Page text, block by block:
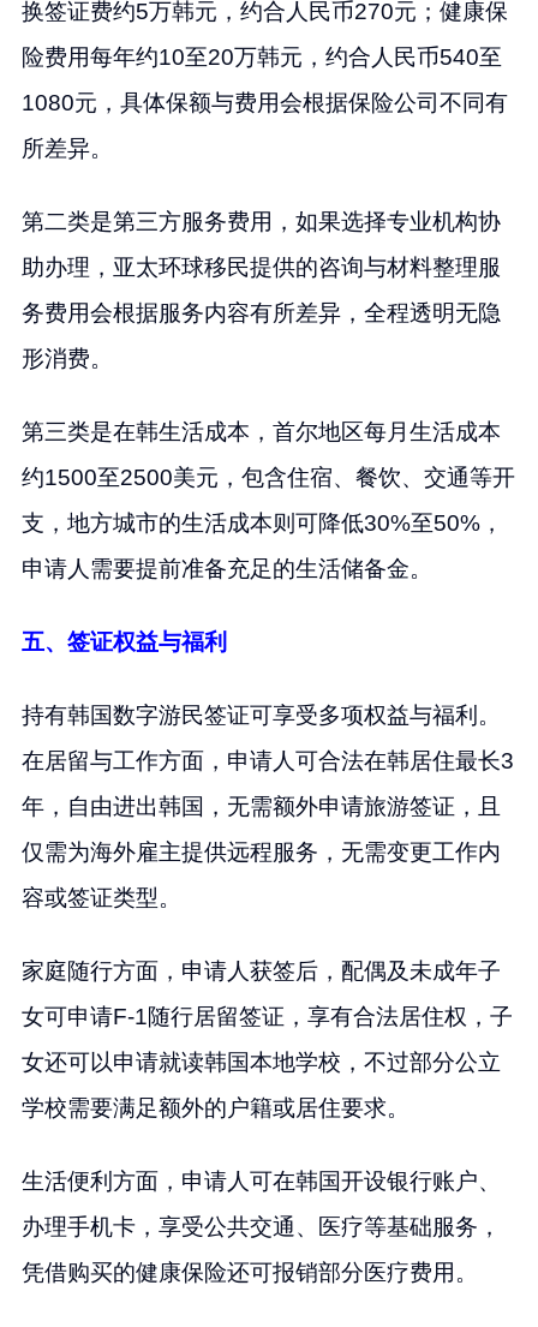
换签证费约5万韩元，约合人民币270元；健康保
险费用每年约10至20万韩元，约合人民币540至
1080元，具体保额与费用会根据保险公司不同有
所差异。
第二类是第三方服务费用，如果选择专业机构协
助办理，亚太环球移民提供的咨询与材料整理服
务费用会根据服务内容有所差异，全程透明无隐
形消费。
第三类是在韩生活成本，首尔地区每月生活成本
约1500至2500美元，包含住宿、餐饮、交通等开
支，地方城市的生活成本则可降低30%至50%，
申请人需要提前准备充足的生活储备金。
五、签证权益与福利
持有韩国数字游民签证可享受多项权益与福利。
在居留与工作方面，申请人可合法在韩居住最长3
年，自由进出韩国，无需额外申请旅游签证，且
仅需为海外雇主提供远程服务，无需变更工作内
容或签证类型。
家庭随行方面，申请人获签后，配偶及未成年子
女可申请F-1随行居留签证，享有合法居住权，子
女还可以申请就读韩国本地学校，不过部分公立
学校需要满足额外的户籍或居住要求。
生活便利方面，申请人可在韩国开设银行账户、
办理手机卡，享受公共交通、医疗等基础服务，
凭借购买的健康保险还可报销部分医疗费用。